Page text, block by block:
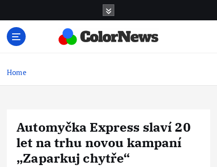
o
Home
Automyčka Express slaví 20
let na trhu novou kampaní
„Zaparkuj chytře“